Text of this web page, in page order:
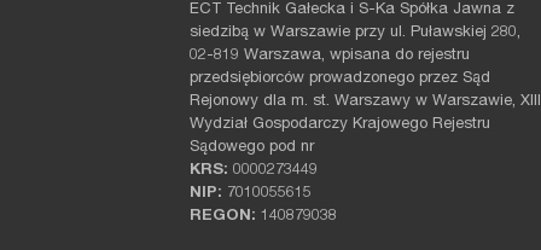
ECT Technik Gałecka i S-Ka Spółka Jawna z
siedzibą w Warszawie przy ul. Puławskiej 280,
02-819 Warszawa, wpisana do rejestru
przedsiębiorców prowadzonego przez Sąd
Rejonowy dla m. st. Warszawy w Warszawie, XIII
Wydział Gospodarczy Krajowego Rejestru
Sądowego pod nr
KRS: 0000273449
NIP: 7010055615
REGON: 140879038